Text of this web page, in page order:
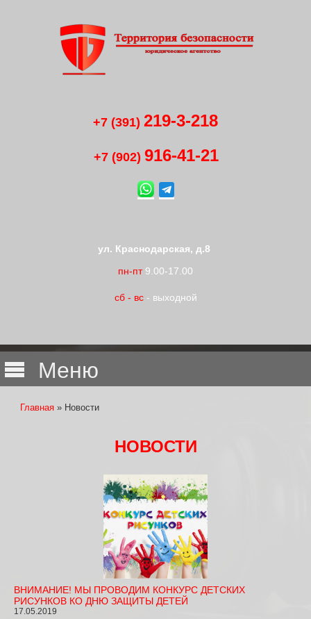
+7 (391) 219-3-218
+7 (902) 916-41-21
ул. Краснодарская, д.8
пн-пт9.00-17.00
сб - вс - выходной
Меню
Вы здесь
Главная » Новости
НОВОСТИ
ВНИМАНИЕ! МЫ ПРОВОДИМ КОНКУРС ДЕТСКИХ
РИСУНКОВ КО ДНЮ ЗАЩИТЫ ДЕТЕЙ
17.05.2019